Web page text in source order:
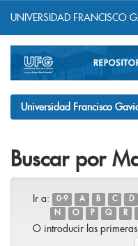
navigation
UNIVERSIDAD FRANCISCO
Universidad Francisco
Buscar por
Ir a: 0-9 A B C D
N
O P Q R
O introducir las